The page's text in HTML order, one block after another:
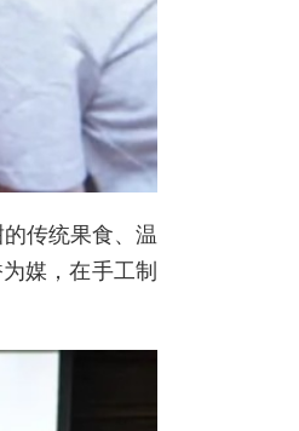
传统果食、温
媒，在手工制